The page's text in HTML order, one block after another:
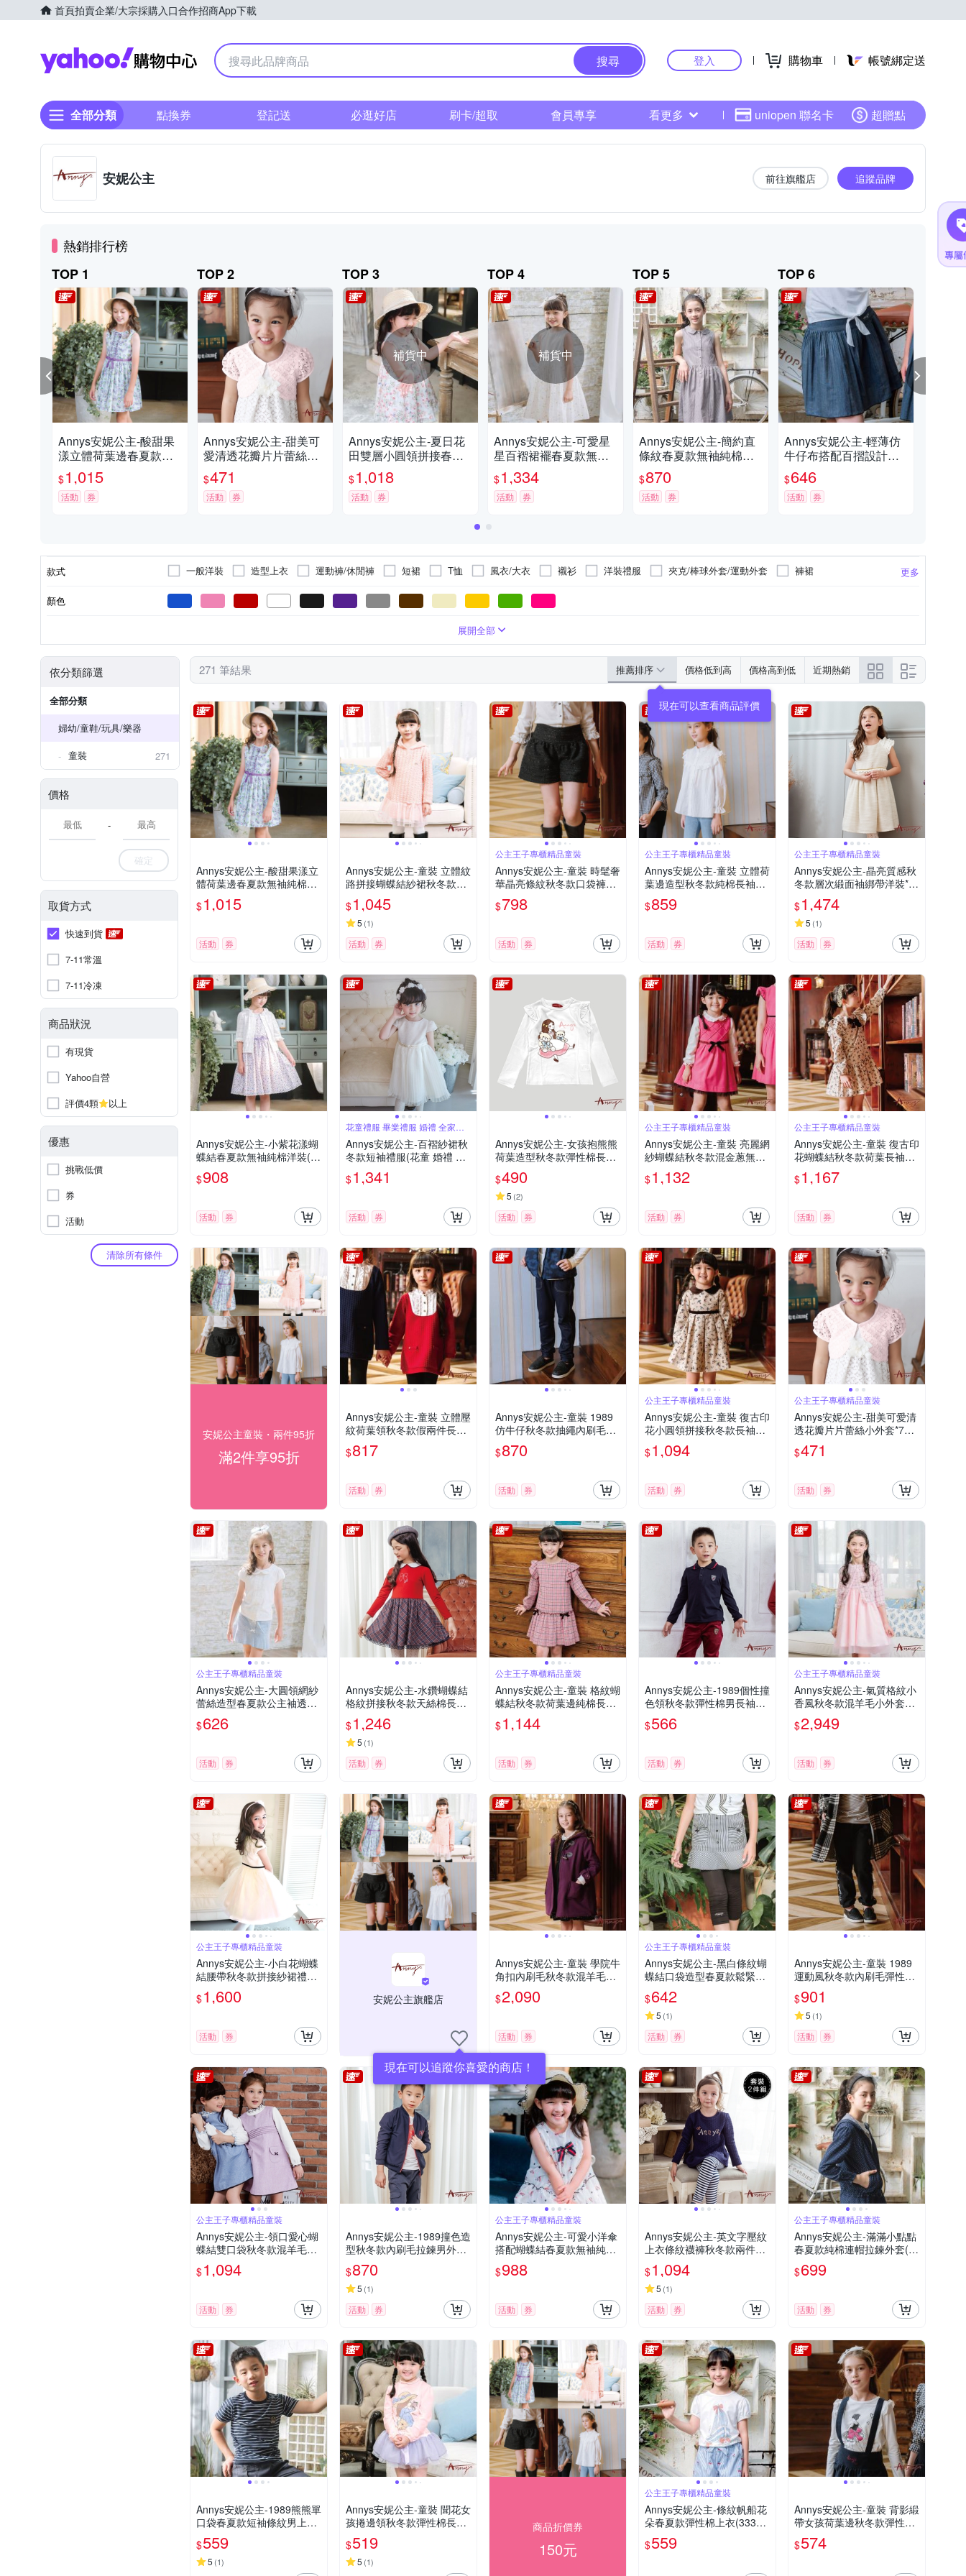
首頁拍賣企業/大宗採購入口合作招商App下載
Yahoo購物中心
搜尋 登入 購物車 帳號綁定送
全部分類 點換券 登記送 必逛好店 刷卡/超取 會員專享 看更多 uniopen 聯名卡 超贈點
安妮公主 前往旗艦店 追蹤品牌
熱銷排行榜
TOP 1
Annys安妮公主-酸甜果
漾立體荷葉邊春夏款無
袖純棉綁帶洋裝(3308綠
色)
$1,015
活動 券
TOP 2
Annys安妮公主-甜美可
愛清透花瓣片片蕾絲小
外套*7182粉紅
$471
活動 券
TOP 3
補貨中
Annys安妮公主-夏日花
田雙層小圓領拼接春夏
款無袖洋裝(3156粉紅
色)
$1,018
活動 券
TOP 4
補貨中
Annys安妮公主-可愛星
星百褶裙襬春夏款無袖
洋裝(3122金色)
$1,334
活動 券
TOP 5
Annys安妮公主-簡約直
條紋春夏款無袖純棉洋
裝(3320咖啡色)
$870
活動 券
TOP 6
Annys安妮公主-輕薄仿
牛仔布搭配百摺設計春
夏款短裙(3186藍色)
$646
活動 券
款式 更多
一般洋裝 造型上衣 運動褲/休閒褲 短裙 T恤 風衣/大衣 襯衫 洋裝禮服 夾克/棒球外套/運動外套
褲裙
罩衫/小外套
背心外套 鋪綿外套 外出套裝 針織衫/毛衣 POLO衫
顏色
萊賽爾纖維(天絲)
展開全部
依分類篩選
全部分類
婦幼/童鞋/玩具/樂器
童裝
271
價格
-
確定
取貨方式
快速到貨
7-11常溫
7-11冷凍
商品狀況
有現貨
Yahoo自營
評價4顆
以上
優惠
挑戰低價
券
活動
清除所有條件
271 筆結果 推薦排序 價格低到高 價格高到低 近期熱銷
Annys安妮公主-酸甜果漾立
體荷葉邊春夏款無袖純棉綁
帶洋裝(3308綠色)
$1,015
活動 券
Annys安妮公主-童裝 立體紋
路拼接蝴蝶結紗裙秋冬款長
袖洋裝 *2625粉紅
$1,045
5 (1)
活動 券
公主王子專櫃精品童裝
Annys安妮公主-童裝 時髦奢
華晶亮條紋秋冬款口袋褲裙*
2284黑色
$798
活動 券
公主王子專櫃精品童裝
Annys安妮公主-童裝 立體荷
葉邊造型秋冬款純棉長袖襯
衫*2274白色
$859
活動 券
公主王子專櫃精品童裝
Annys安妮公主-晶亮質感秋
冬款層次緞面袖綁帶洋裝*9
214米白
$1,474
5 (1)
活動 券
Annys安妮公主-小紫花漾蝴
蝶結春夏款無袖純棉洋裝(3
314紫色)
$908
活動 券
花童禮服 畢業禮服 婚禮 全家福
女童
Annys安妮公主-百褶紗裙秋
冬款短袖禮服(花童 婚禮 畢
業)*8207米白
$1,341
活動 券
Annys安妮公主-女孩抱熊熊
荷葉造型秋冬款彈性棉長袖
上衣*1424白色
$490
5 (2)
活動 券
公主王子專櫃精品童裝
Annys安妮公主-童裝 亮麗網
紗蝴蝶結秋冬款混金蔥無袖
洋裝*2224桃粉
$1,132
活動 券
公主王子專櫃精品童裝
Annys安妮公主-童裝 復古印
花蝴蝶結秋冬款荷葉長袖洋
裝*2229卡其
$1,167
活動 券
安妮公主童裝・兩件95折
滿2件享95折
Annys安妮公主-童裝 立體壓
紋荷葉領秋冬款假兩件長袖
洋裝*2642紅色
$817
活動 券
Annys安妮公主-童裝 1989
仿牛仔秋冬款抽繩內刷毛長
褲*2496藍色
$870
活動 券
公主王子專櫃精品童裝
Annys安妮公主-童裝 復古印
花小圓領拼接秋冬款長袖洋
裝*2256卡其
$1,094
活動 券
公主王子專櫃精品童裝
Annys安妮公主-甜美可愛清
透花瓣片片蕾絲小外套*718
2粉紅
$471
活動 券
公主王子專櫃精品童裝
Annys安妮公主-大圓領網紗
蕾絲造型春夏款公主袖透氣
襯衫(3177白色)
$626
活動 券
Annys安妮公主-水鑽蝴蝶結
格紋拼接秋冬款天絲棉長袖
洋裝*1616紅色
$1,246
5 (1)
活動 券
公主王子專櫃精品童裝
Annys安妮公主-童裝 格紋蝴
蝶結秋冬款荷葉邊純棉長袖
洋裝*2226粉紅
$1,144
活動 券
Annys安妮公主-1989個性撞
色領秋冬款彈性棉男長袖上
衣*0484藍色
$566
活動 券
公主王子專櫃精品童裝
Annys安妮公主-氣質格紋小
香風秋冬款混羊毛小外套禮
服套裝*2606粉紅
$2,949
活動 券
公主王子專櫃精品童裝
Annys安妮公主-小白花蝴蝶
結腰帶秋冬款拼接紗裙禮服*
8214黃色
$1,600
活動 券
安妮公主旗艦店
現在可以追蹤你喜愛的商店！
Annys安妮公主-童裝 學院牛
角扣內刷毛秋冬款混羊毛連
帽大衣*2670紫色
$2,090
活動 券
公主王子專櫃精品童裝
Annys安妮公主-黑白條紋蝴
蝶結口袋造型春夏款鬆緊裙
褲(3366黑色)
$642
5 (1)
活動 券
Annys安妮公主-童裝 1989
運動風秋冬款內刷毛彈性棉
長褲*2497黑色
$901
5 (1)
活動 券
公主王子專櫃精品童裝
Annys安妮公主-領口愛心蝴
蝶結雙口袋秋冬款混羊毛背
心裙*9618紫色
$1,094
活動 券
Annys安妮公主-1989撞色造
型秋冬款內刷毛拉鍊男外套*
1499藍色
$870
5 (1)
活動 券
公主王子專櫃精品童裝
Annys安妮公主-可愛小洋傘
搭配蝴蝶結春夏款無袖純棉
洋裝(3161藍色)
$988
活動 券
Annys安妮公主-英文字壓紋
上衣條紋襪褲秋冬款兩件式
套裝*0649藍色
$1,094
5 (1)
活動 券
公主王子專櫃精品童裝
Annys安妮公主-滿滿小點點
春夏款純棉連帽拉鍊外套(3
376藍色)
$699
活動 券
Annys安妮公主-1989熊熊單
口袋春夏款短袖條紋男上衣
(3386藍色)
$559
5 (1)
Annys安妮公主-童裝 聞花女
孩捲邊領秋冬款彈性棉長袖
上衣*2418粉紅
$519
5 (1)
商品折價券
150元
公主王子專櫃精品童裝
Annys安妮公主-條紋帆船花
朵春夏款彈性棉上衣(3332
白色)
$559
Annys安妮公主-童裝 背影緞
帶女孩荷葉邊秋冬款彈性棉
長袖上衣*2420白色
$574